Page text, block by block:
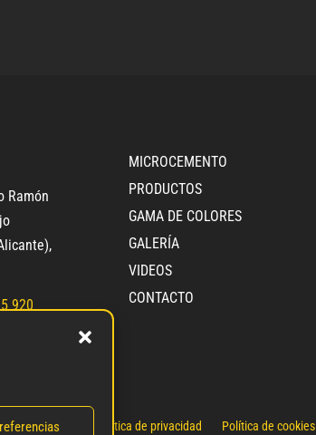
Ramón
,
920
193
MICROCEMENTO
PRODUCTOS
GAMA DE COLORES
GALERÍA
VIDEOS
CONTACTO
Política de privacidad Política de cookies